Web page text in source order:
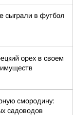
сыграли в футбол
орех в своем
смородину:
садоводов